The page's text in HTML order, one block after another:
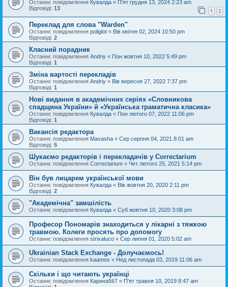
Останнє повідомлення Кувалда « П'ят грудня 13, 2024 2:23 am
Відповіді: 13 1 2
Переклад для слова "Warden"
Останнє повідомлення poliglot « Вів квітня 02, 2024 10:50 pm
Відповіді: 2
Класний порадник
Останнє повідомлення Andriy « Пон жовтня 10, 2022 5:49 pm
Відповіді: 1
Зміна вартості перекладів
Останнє повідомлення Andriy « Вів вересня 27, 2022 7:37 pm
Відповіді: 1
Нові видання в академічних серіях «Словникова
спадщина України» й «Українська граматична класика»
Останнє повідомлення Кувалда « Пон лютого 07, 2022 11:06 pm
Відповіді: 1
Вакансія редактора
Останнє повідомлення Mavasha « Сер серпня 04, 2021 8:01 am
Відповіді: 5
Шукаємо редакторів і перекладачів у Correctarium
Останнє повідомлення Correctarium « Чет лютого 25, 2021 5:14 pm
Він був лицарем української мови
Останнє повідомлення Кувалда « Вів жовтня 20, 2020 2:11 pm
Відповіді: 2
"Академічна" замшілість
Останнє повідомлення Кувалда « Суб жовтня 10, 2020 3:08 pm
Професор Пономарів знаходиться у лікарні з тяжкою
травмою. Колеги просять про допомогу
Останнє повідомлення strixaluco « Сер липня 01, 2020 5:02 am
Ukrainian Stack Exchange - Долучаємось!
Останнє повідомлення kaamos « Нед листопада 03, 2019 11:06 am
Скільки і що читають українці
Останнє повідомлення Карина567 « П'ят травня 10, 2019 8:47 am